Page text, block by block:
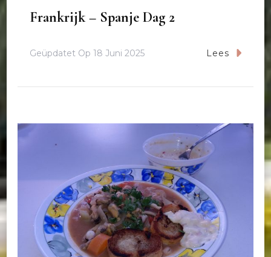
Frankrijk – Spanje Dag 2
Geüpdatet Op 18 Juni 2025 Lees